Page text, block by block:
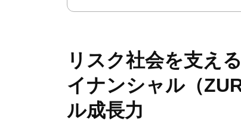
リスク社会を支え
イナンシャル（
ル成長力